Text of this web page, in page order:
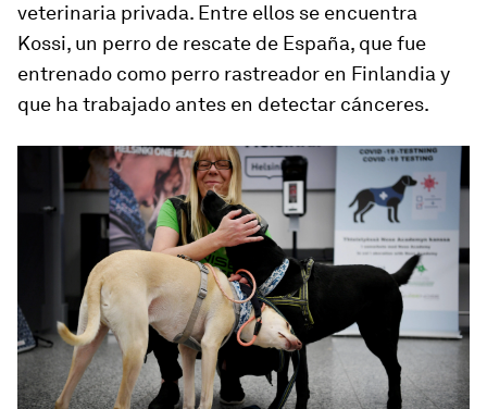
veterinaria privada. Entre ellos se encuentra
Kossi, un perro de rescate de España, que fue
entrenado como perro rastreador en Finlandia y
que ha trabajado antes en detectar cánceres.